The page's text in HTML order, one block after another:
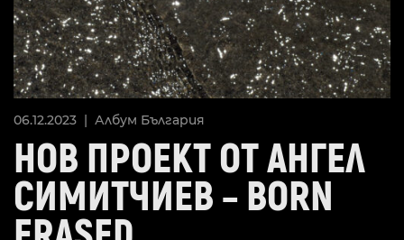
06.12.2023 | Албум България
НОВ ПРОЕКТ ОТ АНГЕЛ
СИМИТЧИЕВ – BORN